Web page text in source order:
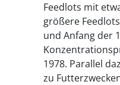
Feedlots mit
größere
und Anfang der
1978. Parallel
zu